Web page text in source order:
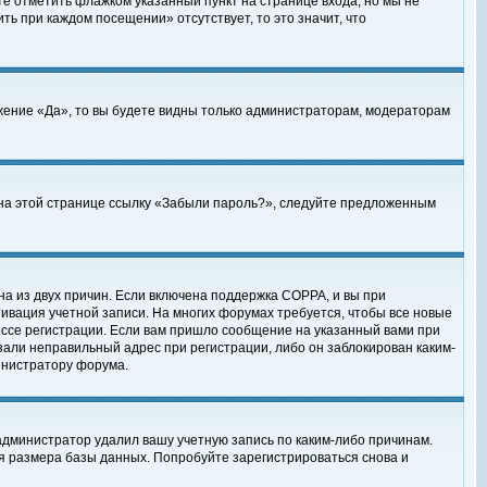
при каждом посещении» отсутствует, то это значит, что
«Да», то вы будете видны только администраторам, модераторам
этой странице ссылку «Забыли пароль?», следуйте предложенным
из двух причин. Если включена поддержка COPPA, и вы при
учетной записи. На многих форумах требуется, чтобы все новые
регистрации. Если вам пришло сообщение на указанный вами при
неправильный адрес при регистрации, либо он заблокирован каким-
форума.
удалил вашу учетную запись по каким-либо причинам.
базы данных. Попробуйте зарегистрироваться снова и